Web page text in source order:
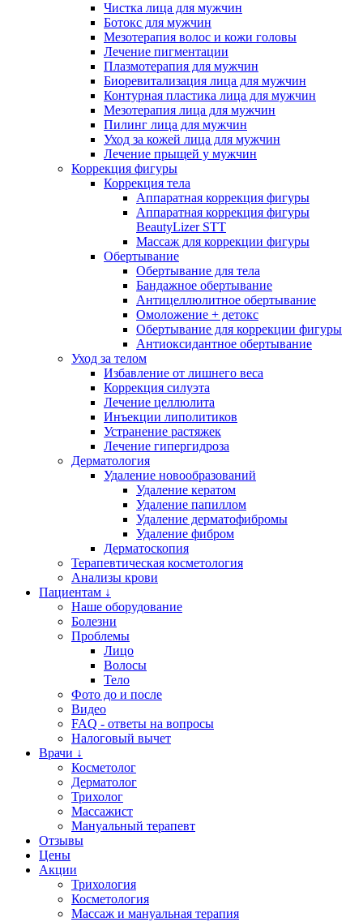
Чистка лица для мужчин
Ботокс для мужчин
Мезотерапия волос и кожи головы
Лечение пигментации
Плазмотерапия для мужчин
Биоревитализация лица для мужчин
Контурная пластика лица для мужчин
Мезотерапия лица для мужчин
Пилинг лица для мужчин
Уход за кожей лица для мужчин
Лечение прыщей у мужчин
Коррекция фигуры
Коррекция тела
Аппаратная коррекция фигуры
Аппаратная коррекция фигуры
BeautyLizer STT
Массаж для коррекции фигуры
Обертывание
Обертывание для тела
Бандажное обертывание
Антицеллюлитное обертывание
Омоложение + детокс
Обертывание для коррекции фигуры
Антиоксидантное обертывание
Уход за телом
Избавление от лишнего веса
Коррекция силуэта
Лечение целлюлита
Инъекции липолитиков
Устранение растяжек
Лечение гипергидроза
Дерматология
Удаление новообразований
Удаление кератом
Удаление папиллом
Удаление дерматофибромы
Удаление фибром
Дерматоскопия
Терапевтическая косметология
Анализы крови
Пациентам ↓
Наше оборудование
Болезни
Проблемы
Лицо
Волосы
Тело
Фото до и после
Видео
FAQ - ответы на вопросы
Налоговый вычет
Врачи ↓
Косметолог
Дерматолог
Трихолог
Массажист
Мануальный терапевт
Отзывы
Цены
Акции
Трихология
Косметология
Массаж и мануальная терапия